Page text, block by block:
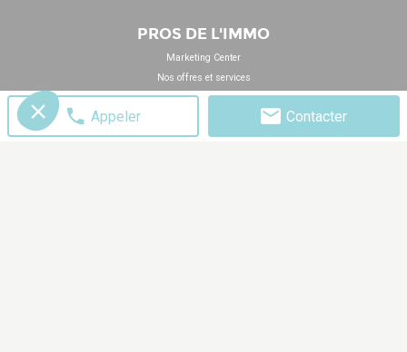
Appeler Contacter
PROS DE L'IMMO
Marketing Center
Nos offres et services
S'inscrire à la newsletter
Blog & Actualités